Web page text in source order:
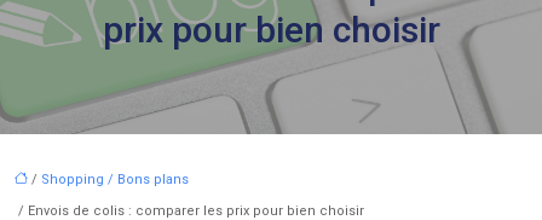
prix pour bien choisir
/ Shopping / Bons plans
/ Envois de colis : comparer les prix pour bien choisir